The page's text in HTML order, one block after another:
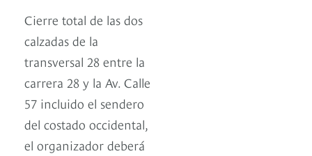
Cierre total de las dos
calzadas de la
transversal 28 entre la
carrera 28 y la Av. Calle
57 incluido el sendero
del costado occidental,
el organizador deberá